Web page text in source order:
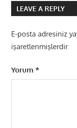
LEAVE A REPLY
E-posta adresiniz
işaretlenmişlerdir
Yorum *